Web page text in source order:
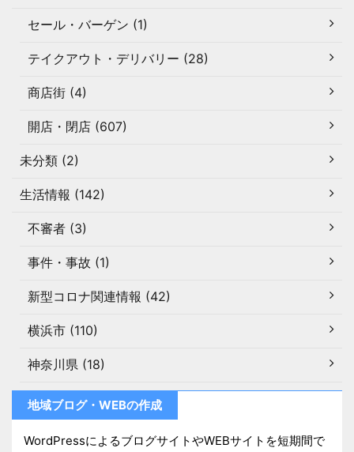
セール・バーゲン (1)
テイクアウト・デリバリー (28)
商店街 (4)
開店・閉店 (607)
未分類 (2)
生活情報 (142)
不審者 (3)
事件・事故 (1)
新型コロナ関連情報 (42)
横浜市 (110)
神奈川県 (18)
地域ブログ・WEBの作成
WordPressによるブログサイトやWEBサイトを短期間で